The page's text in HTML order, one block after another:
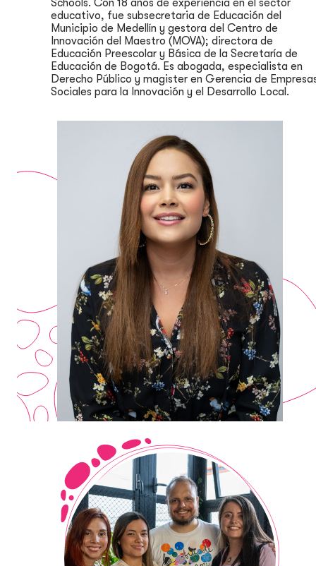
Schools. Con 18 años de experiencia en el sector
educativo, fue subsecretaria de Educación del
Municipio de Medellín y gestora del Centro de
Innovación del Maestro (MOVA); directora de
Educación Preescolar y Básica de la Secretaría de
Educación de Bogotá. Es abogada, especialista en
Derecho Público y magister en Gerencia de
Sociales para la Innovación y el Desarrollo Local.